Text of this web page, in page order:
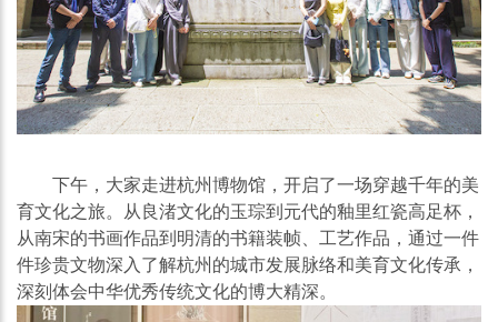
下午，大家走进杭州博物馆，开启了一场穿越千年的美
育文化之旅。从良渚文化的玉琮到元代的釉里红瓷高足杯，
从南宋的书画作品到明清的书籍装帧、工艺作品，通过一件
件珍贵文物深入了解杭州的城市发展脉络和美育文化传承，
深刻体会中华优秀传统文化的博大精深。